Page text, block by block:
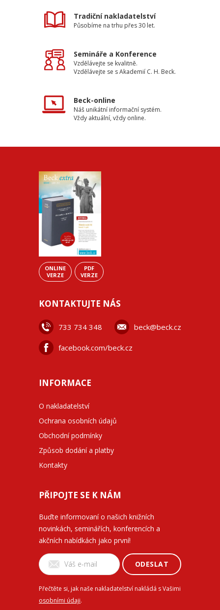
Tradiční nakladatelství
Působíme na trhu přes 30 let.
Semináře a Konference
Vzdělávejte se kvalitně.
Vzdělávejte se s Akademií C. H. Beck.
Beck-online
Náš unikátní informační systém.
Vždy aktuální, vždy online.
ONLINE
VERZE
PDF
VERZE
KONTAKTUJTE NÁS
733 734 348 beck@beck.cz
facebook.com/beck.cz
INFORMACE
O nakladatelství
Ochrana osobních údajů
Obchodní podmínky
Způsob dodání a platby
Kontakty
PŘIPOJTE SE K NÁM
Buďte informovaní o našich knižních
novinkách, seminářích, konferencích a
akčních nabídkách jako první!
ODESLAT
Přečtěte si, jak naše nakladatelství nakládá s Vašimi
osobními údaji.